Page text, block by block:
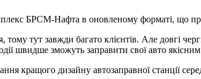
БРСМ-Нафта в оновленому форматі, що
тут завжди багато клієнтів. Але довгі
швидше зможуть заправити свої авто
кращого дизайну автозаправної станції